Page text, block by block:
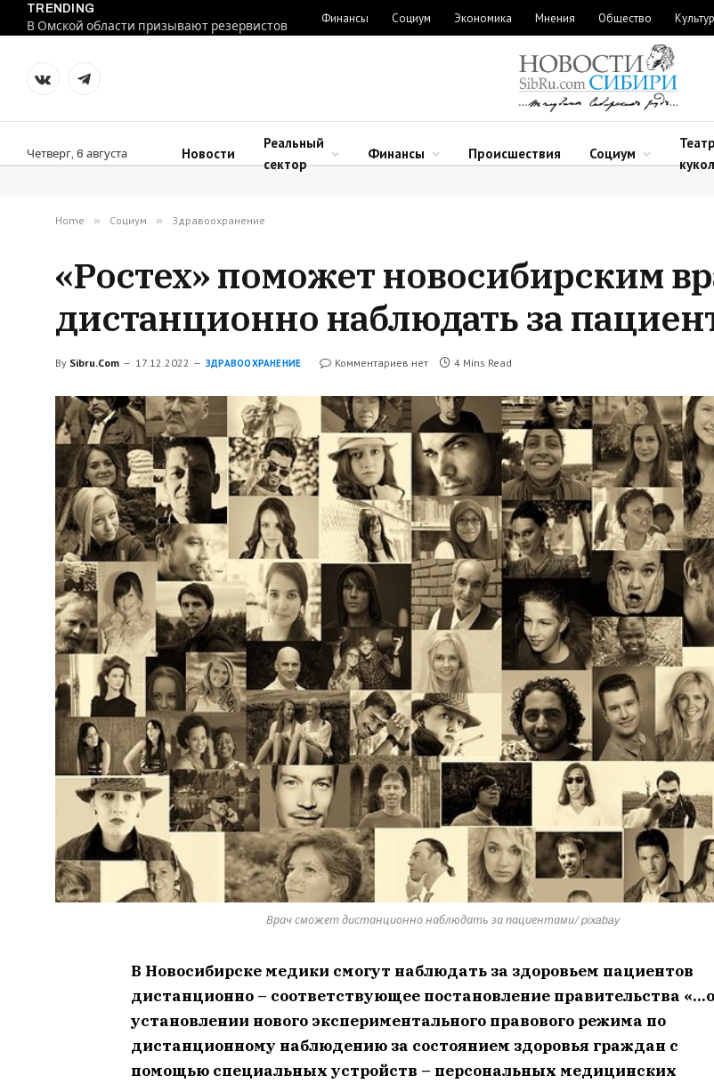
TRENDING
В Омской области призывают резервистов
Финансы Социум Экономика Мнения Общество
VKontakteTelegram
Четверг, 6 августа Новости
Реальный
сектор
Финансы Происшествия Социум
Театр
кукол
Home » Социум » Здравоохранение
«Ростех» поможет новосибирским
дистанционно наблюдать за
By Sibru.Com 17.12.2022 ЗДРАВООХРАНЕНИЕ Комментариев нет 4 Mins Read
Врач сможет дистанционно наблюдать за пациентами/ pixabay
В Новосибирске медики смогут наблюдать за здоровьем пациентов
дистанционно – соответствующее постановление правительства
установлении нового экспериментального правового режима по
дистанционному наблюдению за состоянием здоровья граждан с
помощью специальных устройств – персональных медицинских